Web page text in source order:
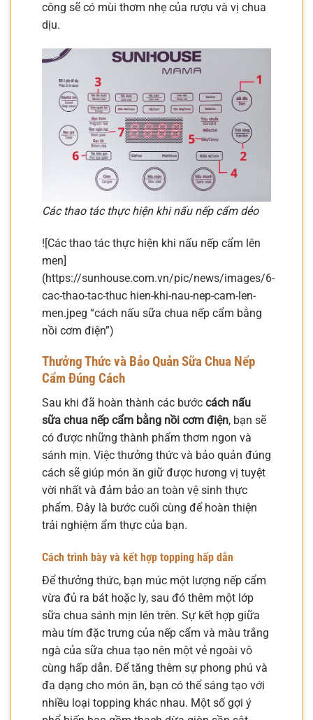
công sẽ có mùi thơm nhẹ của rượu và vị chua
dịu.
Các thao tác thực hiện khi nấu nếp cẩm dẻo
![Các thao tác thực hiện khi nấu nếp cẩm lên
men]
(https://sunhouse.com.vn/pic/news/images/6-
cac-thao-tac-thuc hien-khi-nau-nep-cam-len-
men.jpeg “cách nấu sữa chua nếp cẩm bằng
nồi cơm điện”)
Thưởng Thức và Bảo Quản Sữa Chua Nếp
Cẩm Đúng Cách
Sau khi đã hoàn thành các bước cách nấu
sữa chua nếp cẩm bằng nồi cơm điện, bạn sẽ
có được những thành phẩm thơm ngon và
sánh mịn. Việc thưởng thức và bảo quản đúng
cách sẽ giúp món ăn giữ được hương vị tuyệt
vời nhất và đảm bảo an toàn vệ sinh thực
phẩm. Đây là bước cuối cùng để hoàn thiện
trải nghiệm ẩm thực của bạn.
Cách trình bày và kết hợp topping hấp dẫn
Để thưởng thức, bạn múc một lượng nếp cẩm
vừa đủ ra bát hoặc ly, sau đó thêm một lớp
sữa chua sánh mịn lên trên. Sự kết hợp giữa
màu tím đặc trưng của nếp cẩm và màu trắng
ngà của sữa chua tạo nên một vẻ ngoài vô
cùng hấp dẫn. Để tăng thêm sự phong phú và
đa dạng cho món ăn, bạn có thể sáng tạo với
nhiều loại topping khác nhau. Một số gợi ý